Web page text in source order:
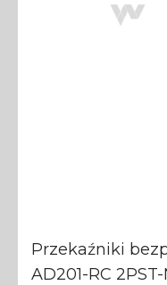
Przekaźniki
AD201-RC